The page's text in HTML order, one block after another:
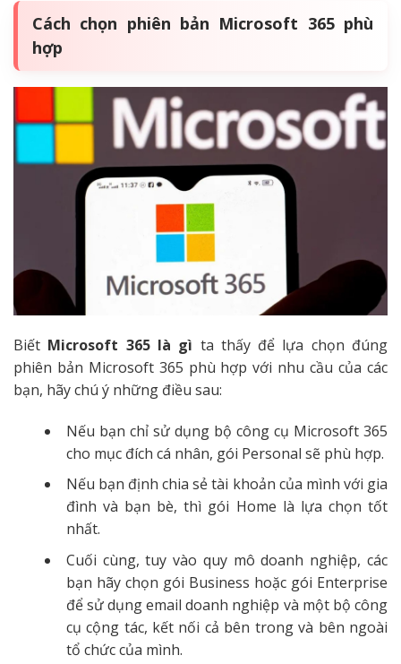
Cách chọn phiên bản Microsoft 365 phù
hợp
Biết Microsoft 365 là gì ta thấy để lựa chọn đúng
phiên bản Microsoft 365 phù hợp với nhu cầu của các
bạn, hãy chú ý những điều sau:
Nếu bạn chỉ sử dụng bộ công cụ Microsoft 365
cho mục đích cá nhân, gói Personal sẽ phù hợp.
Nếu bạn định chia sẻ tài khoản của mình với gia
đình và bạn bè, thì gói Home là lựa chọn tốt
nhất.
Cuối cùng, tuy vào quy mô doanh nghiệp, các
bạn hãy chọn gói Business hoặc gói Enterprise
để sử dụng email doanh nghiệp và một bộ công
cụ cộng tác, kết nối cả bên trong và bên ngoài
tổ chức của mình.